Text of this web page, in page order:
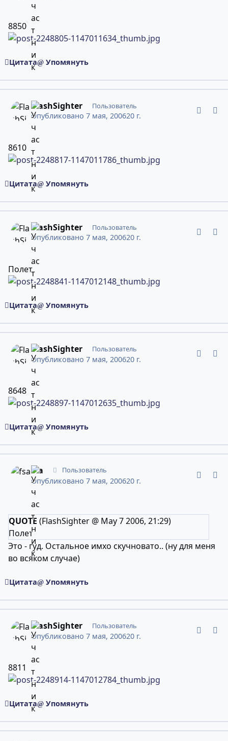
8850
Цитата Упомянуть
FlashSighter Пользователь
Опубликовано 7 мая, 200620 г.
8610
Цитата Упомянуть
FlashSighter Пользователь
Опубликовано 7 мая, 200620 г.
Полет
Цитата Упомянуть
FlashSighter Пользователь
Опубликовано 7 мая, 200620 г.
8648
Цитата Упомянуть
fsa Пользователь
Опубликовано 7 мая, 200620 г.
QUOTE (FlashSighter @ May 7 2006, 21:29)
Полет
Это - гуд. Остальное имхо скучновато.. (ну для меня
во всяком случае)
Цитата Упомянуть
FlashSighter Пользователь
Опубликовано 7 мая, 200620 г.
8811
Цитата Упомянуть